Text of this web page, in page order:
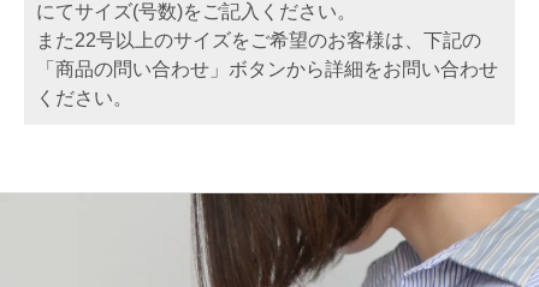
にてサイズ(号数)をご記入ください。
また22号以上のサイズをご希望のお客様は、下記の
「商品の問い合わせ」ボタンから詳細をお問い合わせ
ください。